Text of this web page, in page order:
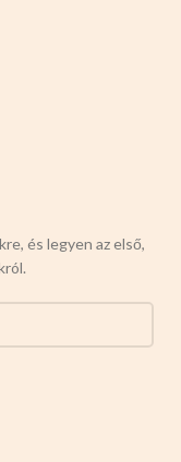
és legyen az első,